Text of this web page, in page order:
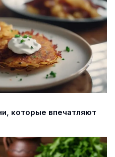
которые впечатляют